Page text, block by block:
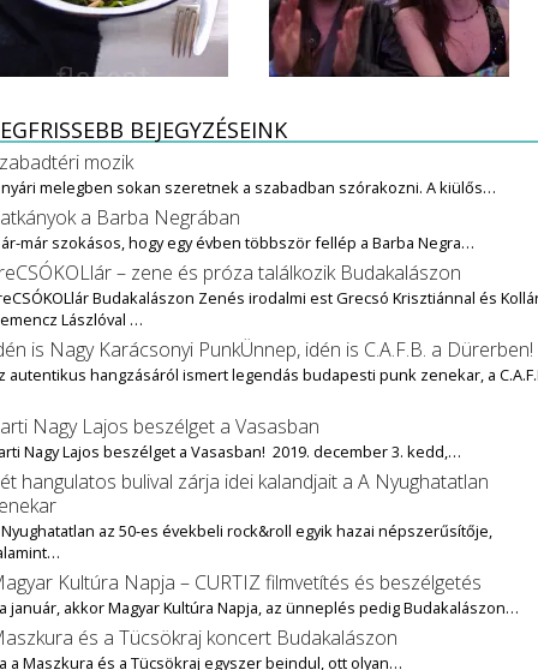
BEJEGYZÉSEINK
mozik
melegben sokan szeretnek a szabadban szórakozni. A kiülős…
a Barba Negrában
már szokásos, hogy egy évben többször fellép a Barba Negra…
– zene és próza találkozik Budakalászon
Budakalászon Zenés irodalmi est Grecsó Krisztiánnal és
Lászlóval …
is Nagy Karácsonyi PunkÜnnep, idén is C.A.F.B. a Dürerben!
autentikus hangzásáról ismert legendás budapesti punk zenekar, a
Nagy Lajos beszélget a Vasasban
Nagy Lajos beszélget a Vasasban! 2019. december 3. kedd,…
hangulatos bulival zárja idei kalandjait a A Nyughatatlan
az 50-es évekbeli rock&roll egyik hazai népszerűsítője,
Kultúra Napja – CURTIZ filmvetítés és beszélgetés
január, akkor Magyar Kultúra Napja, az ünneplés pedig Budakalászon…
és a Tücsökraj koncert Budakalászon
a Maszkura és a Tücsökraj egyszer beindul, ott olyan…